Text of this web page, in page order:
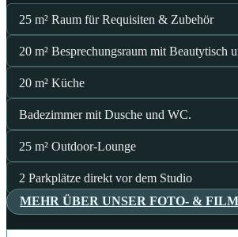
25 m² Raum für Requisiten & Zubehör
20 m² Besprechungsraum mit Beautytisch
20 m² Küche
Badezimmer mit Dusche und WC.
25 m² Outdoor-Lounge
2 Parkplätze direkt vor dem Studio
MEHR ÜBER UNSER FOTO- &